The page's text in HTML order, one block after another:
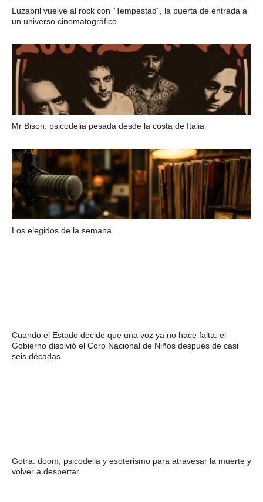
Luzabril vuelve al rock con “Tempestad”, la puerta de entrada a
un universo cinematográfico
Mr Bison: psicodelia pesada desde la costa de Italia
Los elegidos de la semana
Cuando el Estado decide que una voz ya no hace falta: el
Gobierno disolvió el Coro Nacional de Niños después de casi
seis décadas
Gotra: doom, psicodelia y esoterismo para atravesar la muerte y
volver a despertar